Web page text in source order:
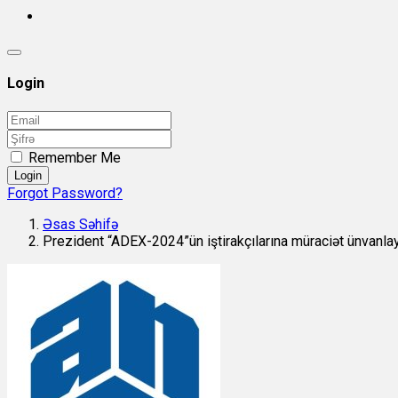
Login
Remember Me
Login
Forgot Password?
Əsas Səhifə
Prezident “ADEX-2024”ün iştirakçılarına müraciət